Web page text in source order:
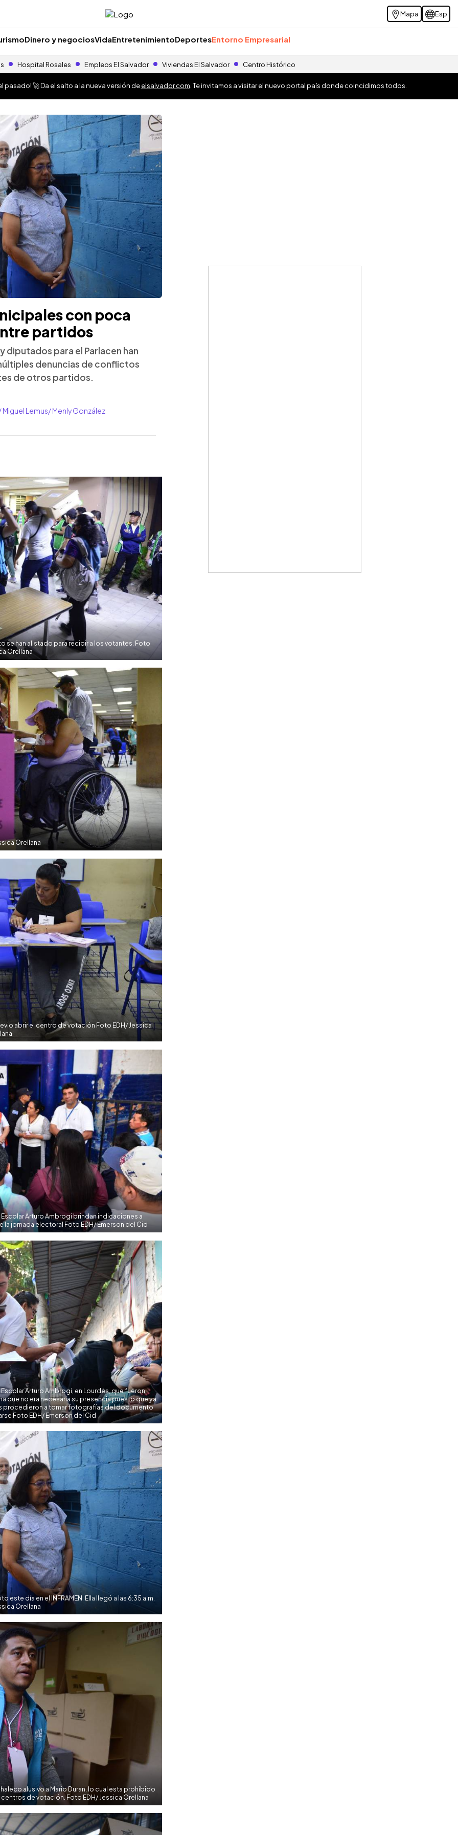
Mapa Esp
Dinero y negociosVidaEntretenimientoDeportesEntorno Empresarial
Hospital Rosales Empleos El Salvador Viviendas El Salvador Centro Histórico
pasado! 🚀 Da el salto a la nueva versión deelsalvador.com . Te invitamos a visitar el nuevo portal país donde coincidimos todos.
con poca
partidos
diputados para el Parlacen han
denuncias de conflictos
de otros partidos.
Lemus/ Menly González
se han alistado para recibir a los votantes. Foto
Orellana
Orellana
abrir el centro de votación Foto EDH/ Jessica
Arturo Ambrogi brindan indicaciones a
jornada electoral Foto EDH/ Emerson del Cid
Arturo Ambrogi, en Lourdes, que fueron
que no era necesaria su presencia puesto que ya
procedieron a tomar fotografías del documento
Foto EDH/ Emerson del Cid
este día en el INFRAMEN. Ella llegó a las 6:35 a.m.
Orellana
alusivo a Mario Duran, lo cual esta prohibido
de votación. Foto EDH/ Jessica Orellana